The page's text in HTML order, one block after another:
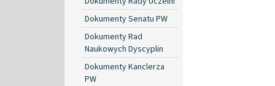
Dokumenty Senatu PW
Dokumenty Rad
Naukowych Dyscyplin
Dokumenty Kanclerza
PW